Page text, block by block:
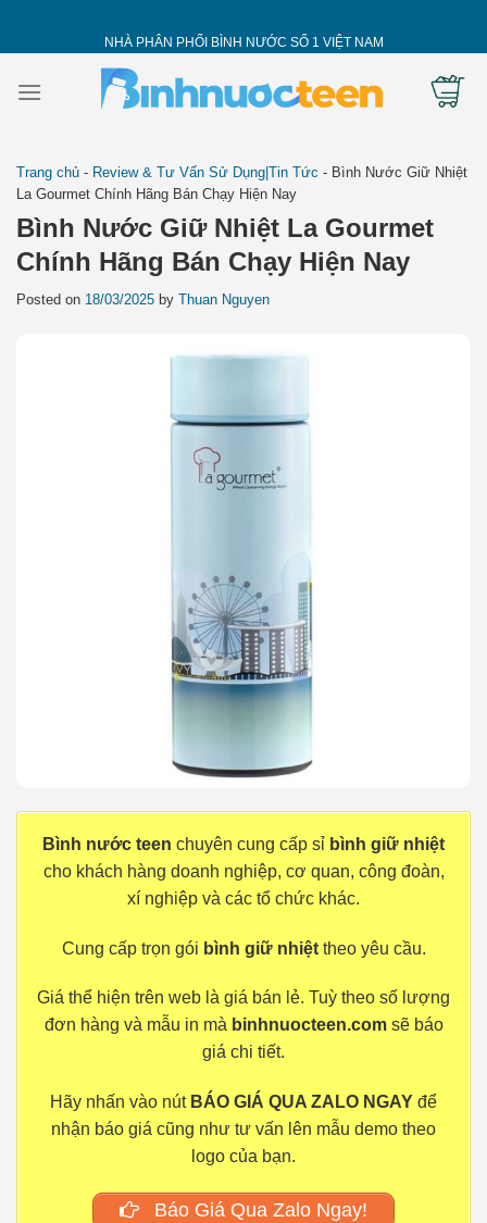
NHÀ PHÂN PHỐI BÌNH NƯỚC SỐ 1 VIỆT NAM
Trang chủ - Review & Tư Vấn Sử Dụng|Tin Tức - Bình Nước Giữ Nhiệt
La Gourmet Chính Hãng Bán Chạy Hiện Nay
Bình Nước Giữ Nhiệt La Gourmet
Chính Hãng Bán Chạy Hiện Nay
Posted on 18/03/2025 by Thuan Nguyen
Bình nước teen chuyên cung cấp sỉ bình giữ nhiệt
cho khách hàng doanh nghiệp, cơ quan, công đoàn,
xí nghiệp và các tổ chức khác.
Cung cấp trọn gói bình giữ nhiệttheo yêu cầu.
Giá thể hiện trên web là giá bán lẻ. Tuỳ theo số lượng
đơn hàng và mẫu in mà binhnuocteen.comsẽ báo
giá chi tiết.
Hãy nhấn vào nút BÁO GIÁ QUA ZALO NGAY để
nhận báo giá cũng như tư vấn lên mẫu demo theo
logo của bạn.
Báo Giá Qua Zalo Ngay!